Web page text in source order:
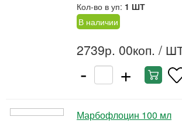
Кол-во в уп: 1 ШТ
В наличии
2739р. 00коп. /
- +
Марбофлоцин 100 мл